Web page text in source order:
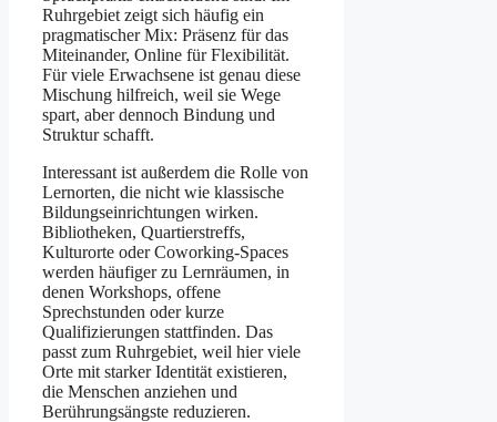
Ruhrgebiet zeigt sich häufig ein
pragmatischer Mix: Präsenz für das
Miteinander, Online für Flexibilität.
Für viele Erwachsene ist genau diese
Mischung hilfreich, weil sie Wege
spart, aber dennoch Bindung und
Struktur schafft.
Interessant ist außerdem die Rolle von
Lernorten, die nicht wie klassische
Bildungseinrichtungen wirken.
Bibliotheken, Quartierstreffs,
Kulturorte oder Coworking-Spaces
werden häufiger zu Lernräumen, in
denen Workshops, offene
Sprechstunden oder kurze
Qualifizierungen stattfinden. Das
passt zum Ruhrgebiet, weil hier viele
Orte mit starker Identität existieren,
die Menschen anziehen und
Berührungsängste reduzieren.